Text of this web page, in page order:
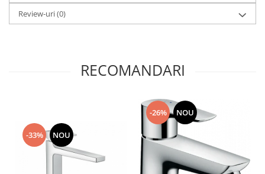
Review-uri(0)
RECOMANDARI
-33% NOU
-26% NOU